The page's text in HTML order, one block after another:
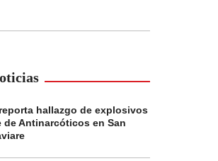
hallazgo de explosivos
de Antinarcóticos en San